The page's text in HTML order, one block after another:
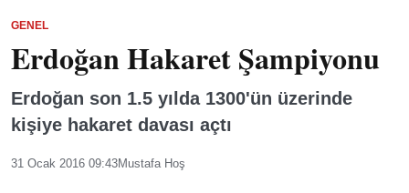
GENEL
Erdoğan Hakaret Şampiyonu
Erdoğan son 1.5 yılda 1300'ün üzerinde
kişiye hakaret davası açtı
31 Ocak 2016 09:43Mustafa Hoş